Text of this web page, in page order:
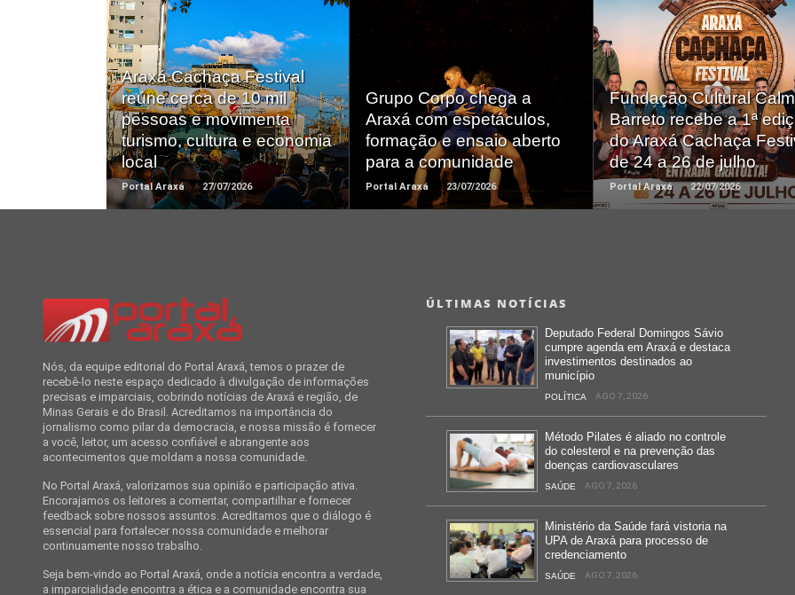
Araxá Cachaça Festival
reúne cerca de 10 mil
pessoas e movimenta
turismo, cultura e economia
local
Portal Araxá 27/07/2026
Saiba +
Grupo Corpo chega a
Araxá com espetáculos,
formação e ensaio aberto
para a comunidade
Portal Araxá 23/07/2026
Saiba +
Fundação Cultural
Barreto recebe a 1ª
do Araxá Cachaça
de 24 a 26 de julho
Portal Araxá 22/07/2026
Saiba +
Nós, da equipe editorial do Portal Araxá, temos o prazer de
recebê-lo neste espaço dedicado à divulgação de informações
precisas e imparciais, cobrindo notícias de Araxá e região, de
Minas Gerais e do Brasil. Acreditamos na importância do
jornalismo como pilar da democracia, e nossa missão é fornecer
a você, leitor, um acesso confiável e abrangente aos
acontecimentos que moldam a nossa comunidade.
No Portal Araxá, valorizamos sua opinião e participação ativa.
Encorajamos os leitores a comentar, compartilhar e fornecer
feedback sobre nossos assuntos. Acreditamos que o diálogo é
essencial para fortalecer nossa comunidade e melhorar
continuamente nosso trabalho.
Seja bem-vindo ao Portal Araxá, onde a notícia encontra a verdade,
a imparcialidade encontra a ética e a comunidade encontra sua
ÚLTIMAS NOTÍCIAS
Deputado Federal Domingos Sávio
cumpre agenda em Araxá e destaca
investimentos destinados ao
município
POLÍTICA AGO 7, 2026
Método Pilates é aliado no controle
do colesterol e na prevenção das
doenças cardiovasculares
SAÚDE AGO 7, 2026
Ministério da Saúde fará vistoria na
UPA de Araxá para processo de
credenciamento
SAÚDE AGO 7, 2026